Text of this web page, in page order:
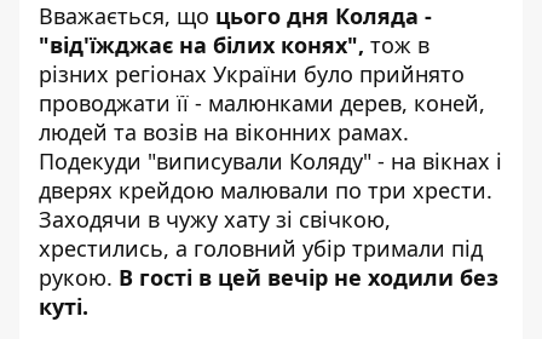
Вважається, що цього дня Коляда -
"від'їжджає на білих конях", тож в
різних регіонах України було прийнято
проводжати її - малюнками дерев, коней,
людей та возів на віконних рамах.
Подекуди "виписували Коляду" - на вікнах і
дверях крейдою малювали по три хрести.
Заходячи в чужу хату зі свічкою,
хрестились, а головний убір тримали під
рукою. В гості в цей вечір не ходили без
куті.